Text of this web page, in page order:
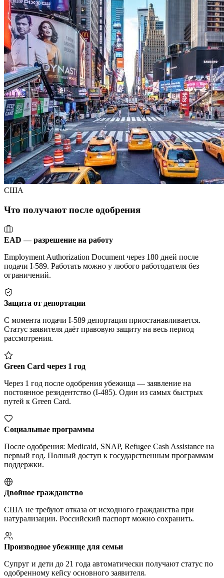
США
Что получают после одобрения
EAD — разрешение на работу
Employment Authorization Document через 180 дней после
подачи I-589. Работать можно у любого работодателя без
ограничений.
Защита от депортации
С момента подачи I-589 депортация приостанавливается.
Статус заявителя даёт правовую защиту на весь период
рассмотрения.
Green Card через 1 год
Через 1 год после одобрения убежища — заявление на
постоянное резидентство (I-485). Один из самых быстрых
путей к Green Card.
Социальные программы
После одобрения: Medicaid, SNAP, Refugee Cash Assistance на
первый год. Полный доступ к государственным программам
поддержки.
Двойное гражданство
США не требуют отказа от исходного гражданства при
натурализации. Российский паспорт можно сохранить.
Производное убежище для семьи
Супруг и дети до 21 года автоматически получают статус по
одобренному кейсу основного заявителя.